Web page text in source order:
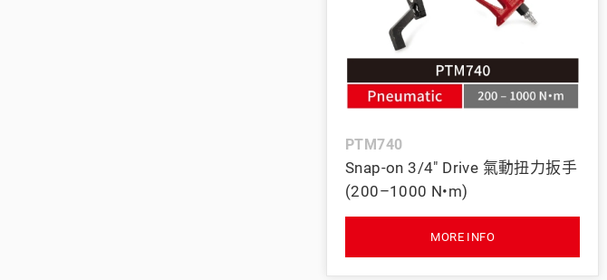
PTM740
Snap-on 3/4" Drive 氣動扭力扳手
(200–1000 N•m)
MORE INFO